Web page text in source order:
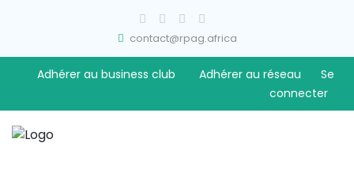
contact@rpag.africa
Adhérer au business club Adhérer au réseau
Se
connecter